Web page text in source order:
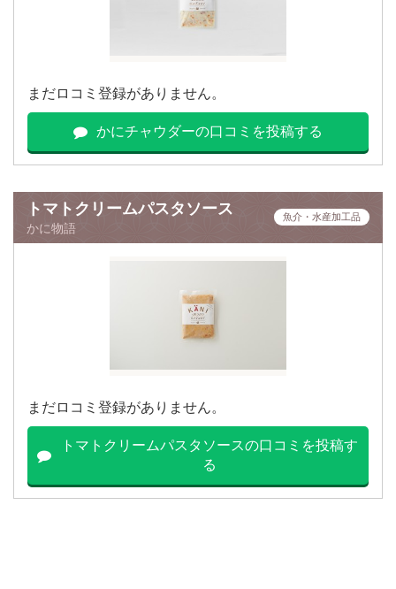
まだロコミ登録がありません。
かにチャウダーの口コミを投稿する
トマトクリームパスタソース
かに物語
魚介・水産加工品
まだロコミ登録がありません。
トマトクリームパスタソースの口コミを投稿す
る